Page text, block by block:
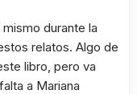
durante la
relatos. Algo de
libro, pero va
a Mariana